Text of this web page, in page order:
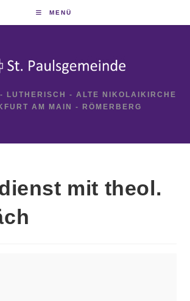
MENÜ
LUTHERISCH - ALTE NIKOLAIKIRCHE
AM MAIN - RÖMERBERG
mit theol.